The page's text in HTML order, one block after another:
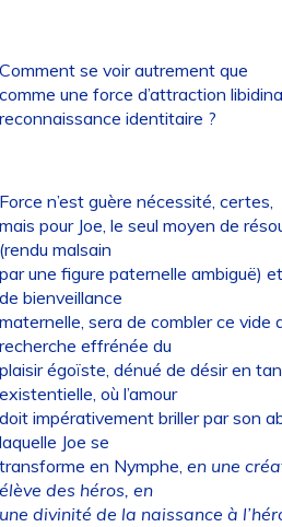
se voir autrement que
une force d’attraction
identitaire ?
n’est guère nécessité, certes,
pour Joe, le seul moyen de
malsain
une figure paternelle ambiguë)
bienveillance
sera de combler ce vide
effrénée du
égoïste, dénué de désir en
où l’amour
impérativement briller par son
Joe se
en Nymphe, en une
des héros, en
divinité de la naissance à